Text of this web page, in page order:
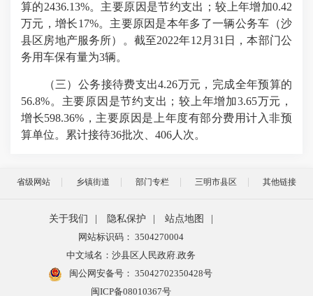
算的2436.13%。主要原因是节约支出；较上年增加0.42
万元，增长17%。主要原因是本年多了一辆公务车（沙
县区房地产服务所）。截至2022年12月31日，本部门公
务用车保有量为3辆。
（三）公务接待费支出4.26万元，完成全年预算的
56.8%。主要原因是节约支出；较上年增加3.65万元，
增长598.36%，主要原因是上年度有部分费用计入非预
算单位。累计接待36批次、406人次。
省级网站 乡镇街道 部门专栏 三明市县区 其他链接
关于我们 隐私保护 站点地图
网站标识码： 3504270004
中文域名：沙县区人民政府.政务
闽公网安备号： 35042702350428号
闽ICP备08010367号